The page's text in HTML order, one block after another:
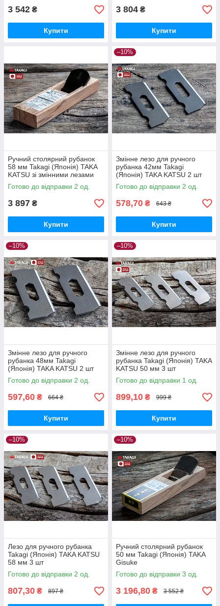
3 542 ₴
Купити
3 804 ₴
Купити
Ручний столярний рубанок
58 мм Takagi (Японія) TAKA
KATSU зі змінними лезами
Готово до відправки 2 од.
3 897 ₴
Купити
–10%
Змінне лезо для ручного
рубанка 42мм Takagi
(Японія) TAKA KATSU 2 шт
Готово до відправки 2 од.
578,70 ₴ 643 ₴
Купити
–10%
Змінне лезо для ручного
рубанка 48мм Takagi
(Японія) TAKA KATSU 2 шт
Готово до відправки 2 од.
597,60 ₴ 664 ₴
Купити
–10%
Змінне лезо для ручного
рубанка Takagi (Японія) TAKA
KATSU 50 мм 3 шт
Готово до відправки 1 од.
899,10 ₴ 999 ₴
Купити
–10%
Лезо для ручного рубанка
Takagi (Японія) TAKA KATSU
58 мм 3 шт
Готово до відправки 2 од.
807,30 ₴ 897 ₴
–10%
Ручний столярний рубанок
50 мм Takagi (Японія) TAKA
Gisuke
Готово до відправки 3 од.
3 196,80 ₴ 3 552 ₴